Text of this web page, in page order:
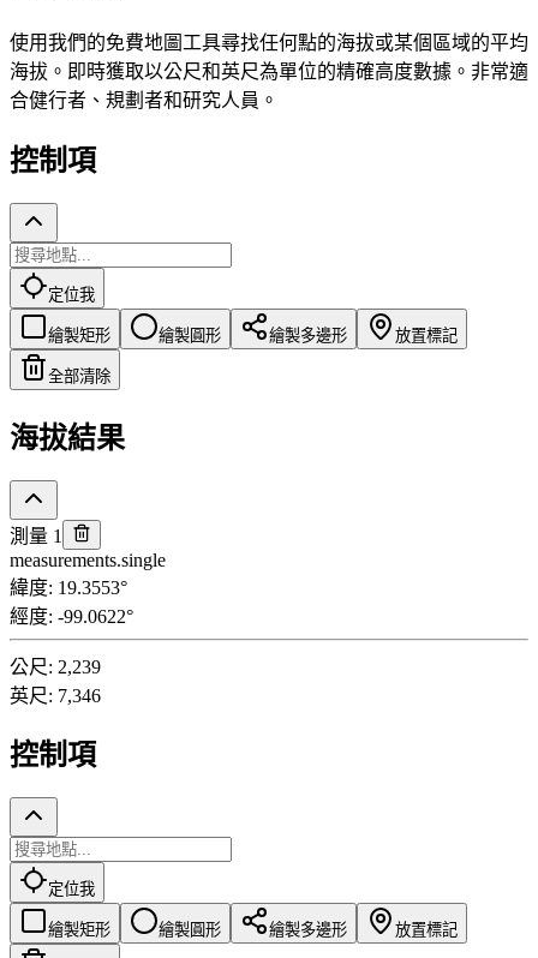
使用我們的免費地圖工具尋找任何點的海拔或某個區域的平均
海拔。即時獲取以公尺和英尺為單位的精確高度數據。非常適
合健行者、規劃者和研究人員。
控制項
定位我
繪製矩形 繪製圓形 繪製多邊形 放置標記
全部清除
海拔結果
測量 1
measurements.single
緯度: 19.3553°
經度: -99.0622°
公尺: 2,239
英尺: 7,346
控制項
定位我
繪製矩形 繪製圓形 繪製多邊形 放置標記